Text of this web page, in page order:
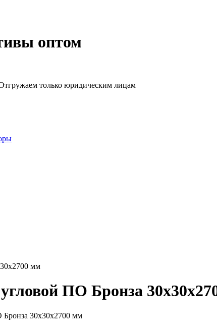
оптом
только юридическим лицам
мм
ПО Бронза